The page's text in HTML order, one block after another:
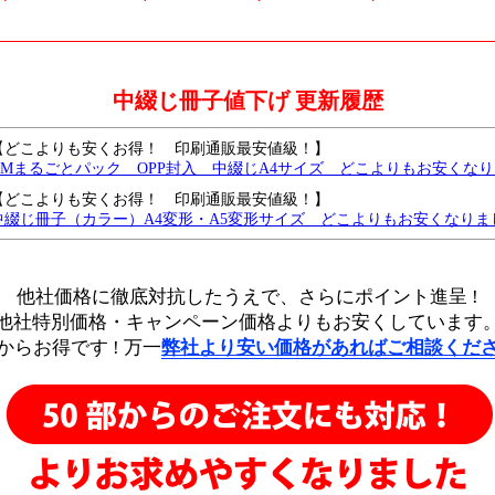
中綴じ冊子値下げ 更新履歴
どこよりも安くお得！ 印刷通販最安値級！】
まるごとパック OPP封入 中綴じA4サイズ どこよりもお安くなり
どこよりも安くお得！ 印刷通販最安値級！】
綴じ冊子（カラー）A4変形・A5変形サイズ どこよりもお安くなりま
綴じモノクロA4・B5サイズがどこよりもお安くなりました
綴じモノクロ B6・A5サイズ どこよりも安く、さらに値下げしました
綴じ冊子・A4サイズを、どこよりも安く値下げしました。
綴じ冊子・モノクロ・B5サイズを、さらに値下げしました
綴じ冊子・モノクロ・A6サイズをどこよりも安く値下げしました
綴じ冊子・モノクロ・A5/B6 サイズをどこよりも安く値下げしました
綴じ冊子・カラー・B6サイズ 7営業日を追加し、どこよりも安く値
他社価格に徹底対抗したうえで、
さらにポイント進呈 !
社特別価格・キャンペーン価格よりもお安くしています
らお得です ! 万一弊社より安い価格があればご相談くだ